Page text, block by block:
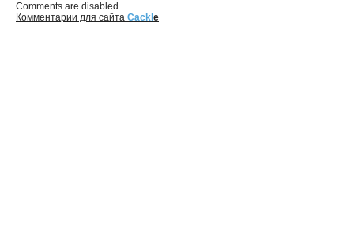
Comments are disabled
Комментарии для сайта Cackl e